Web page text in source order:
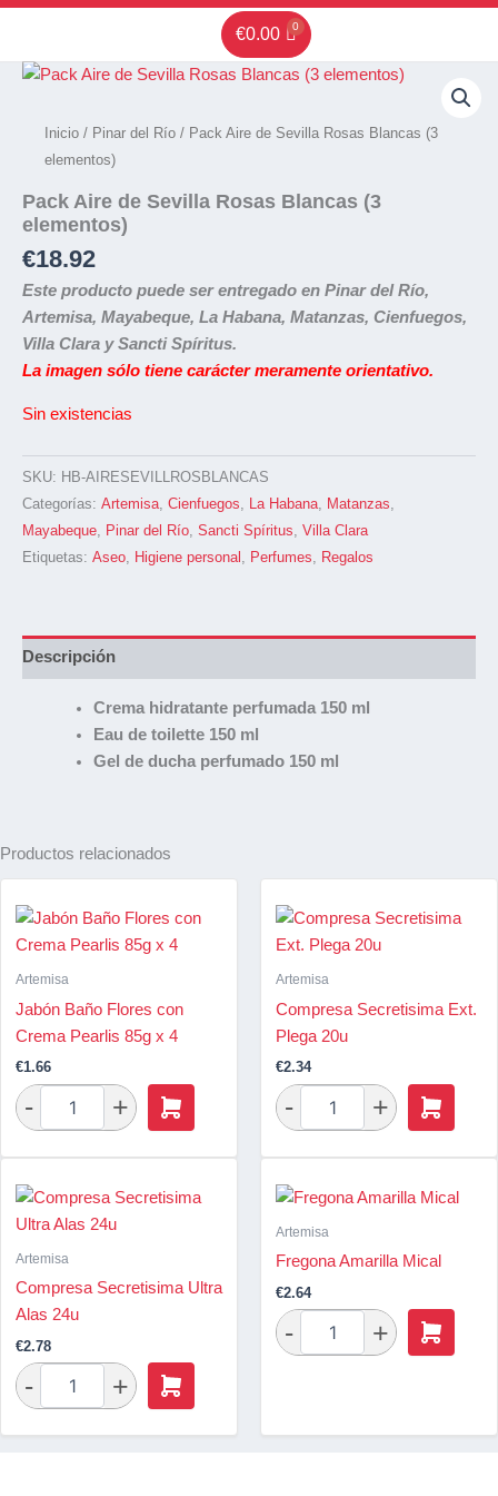
Ir
contenido
€0.00
Inicio / Pinar del Río / Pack Aire de Sevilla Rosas Blancas (3
elementos)
Pack Aire de Sevilla Rosas Blancas (3
elementos)
€18.92
Este producto puede ser entregado en Pinar del Río,
Artemisa, Mayabeque, La Habana, Matanzas, Cienfuegos,
Villa Clara y Sancti Spíritus.
La imagen sólo tiene carácter meramente orientativo.
Sin existencias
SKU: HB-AIRESEVILLROSBLANCAS
Categorías: Artemisa Cienfuegos La Habana Matanzas
Mayabeque
Pinar del Río Sancti Spíritus Villa Clara
Etiquetas: Aseo Higiene personal Perfumes Regalos
Descripción
Crema hidratante perfumada 150 ml
Eau de toilette 150 ml
Gel de ducha perfumado 150 ml
Productos relacionados
Artemisa
Jabón Baño Flores con
Crema Pearlis 85g x 4
€1.66
Artemisa
Compresa Secretisima Ext.
Plega 20u
€2.34
Artemisa
Compresa Secretisima Ultra
Alas 24u
€2.78
Artemisa
Fregona Amarilla Mical
€2.64